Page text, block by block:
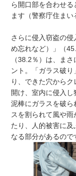
ら開口部を合わせ
ます（警察庁住ま
さらに侵入窃盗の
め忘れなど）」（
（38.2％）は、ま
ント。「ガラス破
り、できた穴から
開け、室内に侵入し
泥棒にガラスを破ら
スを割られて風や
たり、人的被害に
なる部分があるので